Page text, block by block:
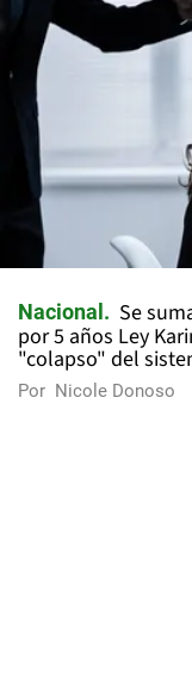
Nacional
Se
por 5 años Ley
"colapso" del
Por Nicole Donoso